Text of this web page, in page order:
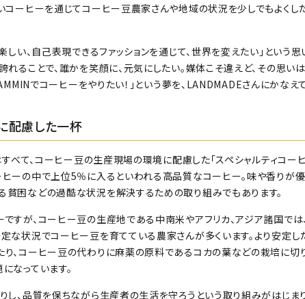
コーヒーを通じてコーヒー豆農家さんや地域の状況を少しでもよく
しい、自己表現できるファッションを通じて、世界を変えたい」という思
れることで、誰かを笑顔に、元気にしたい。媒体こそ違えど、その思い
でコーヒーをやりたい！」という夢を、LANDMADEさんにかなえ
配慮した一杯
て、コーヒー豆の生産現場の環境に配慮した「スペシャルティコーヒ
ーの中で上位5％に入るといわれる高品質なコーヒー。味や香りが優
困などの過酷な状況を解決するための取り組みでもあります。
すが、コーヒー豆の生産地である中南米やアフリカ、アジア諸国で
な状況でコーヒー豆を育てている農家さんが多くいます。より安定し
、コーヒー豆の代わりに麻薬の原料であるコカの葉などの栽培に切
なっています。
し、品質を保ちながら生産者の生活を守ろうという取り組みがはじま